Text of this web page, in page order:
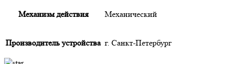
Механизм действия Механический
Производитель устройства г. Санкт-Петербург